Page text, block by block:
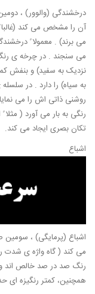
درخشندگی (والوور) ،
آن را مشخص می کند (غالبا
می برند) . معمولا
می سنجند . در چرخه ی
نزدیک به سفید) و بنفش
به سیاه) را دارد . در
روشنی ذاتی اش را می
رنگی به بار می آورد (
تکان بصری ایجاد می کند.
اشباع
اشباع (پرمایگی) ،
می کند ( گاه واژه ی شدت
رنگ صد در صد خالص اند
همچنین، کمتر رنگیزه ای